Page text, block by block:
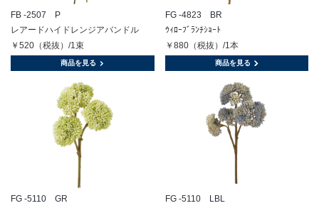
FB -2507 P
レアードハイドレンジアバンドル
￥520（税抜）/1束
商品を見る
FG -4823 BR
ｳｨﾛｰﾌﾞﾗﾝﾁｼｮｰﾄ
￥880（税抜）/1本
商品を見る
FG -5110 GR
FG -5110 LBL